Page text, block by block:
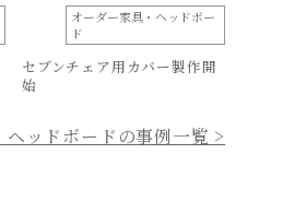
オーダー家具・ヘッドボー
ド
セブンチェア用カバー製作開
始
ヘッドボードの事例一覧 >